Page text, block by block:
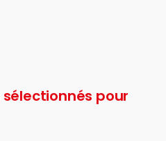
sélectionnés pour